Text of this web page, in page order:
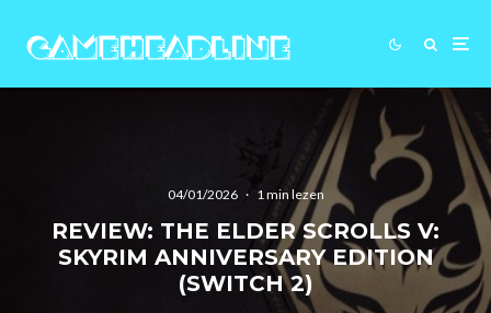
04/01/2026 · 1 min lezen
REVIEW: THE ELDER SCROLLS V:
SKYRIM ANNIVERSARY EDITION
(SWITCH 2)